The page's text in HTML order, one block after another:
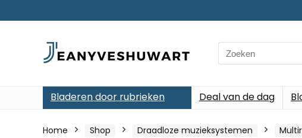
Search
for:
Bladeren door rubrieken Deal van de dag
Home Shop Draadloze muzieksystemen